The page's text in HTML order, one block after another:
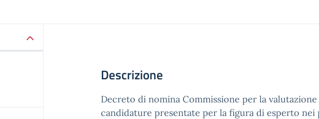
Descrizione
Decreto di nomina Commissione per la
candidature presentate per la figura di esperto nei